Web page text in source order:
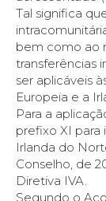
Tal significa
bem como ao
transferências
ser aplicáveis
Europeia e a
Para a
prefixo XI para
Irlanda do
Conselho, de
Diretiva IVA.
Segundo o